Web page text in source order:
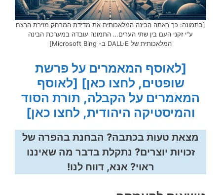
[בתמונה: כך ראתה הבינה המלאכותית את מדידת המרחק מזירת הרצח
ע"י זקני העם בין שתי הערים… התמונה עובדה במערכת הבינה
המלאכותית של DALL·E ב- Microsoft Bing]
[לאוסף המאמרים על פרשת
שופטים, לחצו כאן] [לאוסף
המאמרים על הקבלה, תורת הסוד
והמיסטיקה היהודית, לחצו כאן]
מצאת טעות בכתבה? הבחנת בהפרה של
זכויות יוצרים? נתקלת בדבר מה שאיננו
ראוי? אנא, דווח לנו!